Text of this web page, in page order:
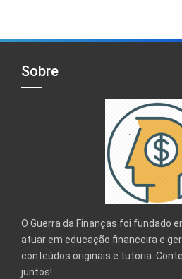
Sobre
O Guerra da Finanças foi fundado
atuar em educação financeira e
conteúdos originais e tutoria.
juntos!